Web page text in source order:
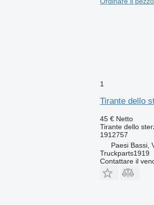
1
Tirante dello
45 € Netto
Tirante dello
1912757
Paesi Bassi,
Truckparts1919
Contattare il